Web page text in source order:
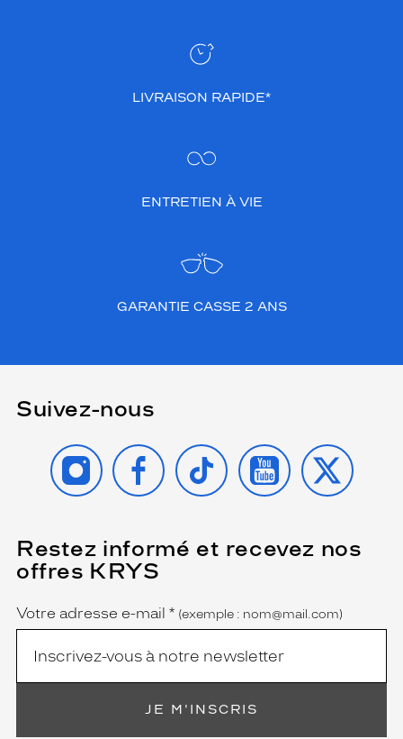
LIVRAISON RAPIDE*
ENTRETIEN À VIE
GARANTIE CASSE 2 ANS
Suivez-nous
INSTAGRAMFACEBOOK
TIKTOK YOUTUBE
X
Restez informé et recevez nos
offres KRYS
Name
Votre adresse e-mail *
(Ce
champ
est
obligatoire)
(exemple : nom@mail.com)
JE M'INSCRIS